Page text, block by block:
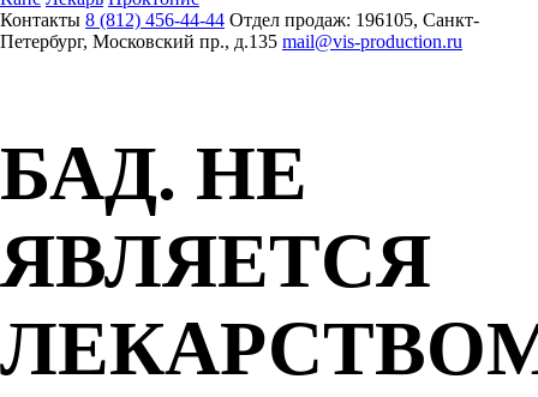
Контакты 8 (812) 456-44-44 Отдел продаж: 196105, Санкт-
Петербург, Московский пр., д.135 mail@vis-production.ru
БАД. НЕ
ЯВЛЯЕТСЯ